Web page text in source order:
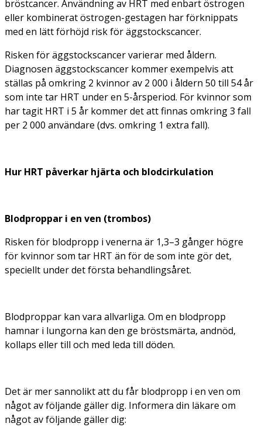
bröstcancer. Användning av HRT med enbart östrogen
eller kombinerat östrogen-gestagen har förknippats
med en lätt förhöjd risk för äggstockscancer.
Risken för äggstockscancer varierar med åldern.
Diagnosen äggstockscancer kommer exempelvis att
ställas på omkring 2 kvinnor av 2 000 i åldern 50 till 54 år
som inte tar HRT under en 5-årsperiod. För kvinnor som
har tagit HRT i 5 år kommer det att finnas omkring 3 fall
per 2 000 användare (dvs. omkring 1 extra fall).
Hur HRT påverkar hjärta och blodcirkulation
Blodproppar i en ven (trombos)
Risken för blodpropp i venerna är 1,3–3 gånger högre
för kvinnor som tar HRT än för de som inte gör det,
speciellt under det första behandlingsåret.
Blodproppar kan vara allvarliga. Om en blodpropp
hamnar i lungorna kan den ge bröstsmärta, andnöd,
kollaps eller till och med leda till döden.
Det är mer sannolikt att du får blodpropp i en ven om
något av följande gäller dig. Informera din läkare om
något av följande gäller dig: